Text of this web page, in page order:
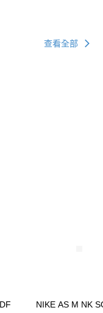
查看全部
NIKE AS M NK